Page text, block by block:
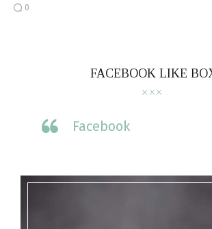
0
FACEBOOK LIKE
Facebook